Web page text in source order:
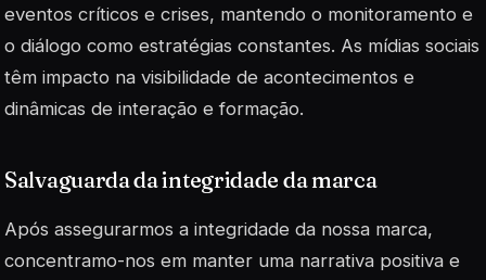
eventos críticos e crises, mantendo o monitoramento e
o diálogo como estratégias constantes. As mídias sociais
têm impacto na visibilidade de acontecimentos e
dinâmicas de interação e formação.
Salvaguarda da integridade da marca
Após assegurarmos a integridade da nossa marca,
concentramo-nos em manter uma narrativa positiva e